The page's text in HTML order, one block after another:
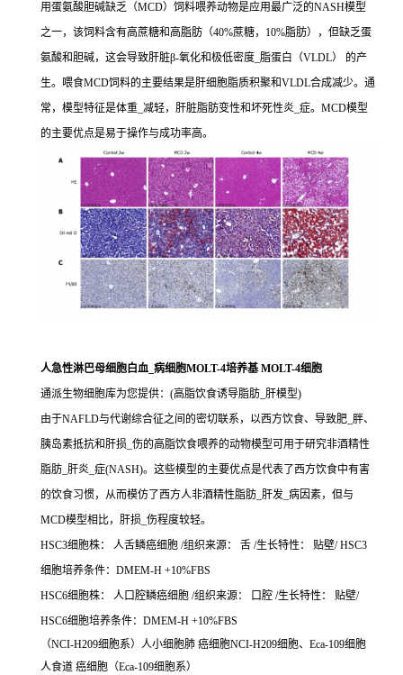
用蛋氨酸胆碱缺乏（MCD）饲料喂养动物是应用最广泛的NASH模型
之一，该饲料含有高蔗糖和高脂肪（40%蔗糖，10%脂肪），但缺乏蛋
氨酸和胆碱，这会导致肝脏β-氧化和极低密度_脂蛋白（VLDL） 的产
生。喂食MCD饲料的主要结果是肝细胞脂质积聚和VLDL合成减少。通
常，模型特征是体重_减轻，肝脏脂肪变性和坏死性炎_症。MCD模型
的主要优点是易于操作与成功率高。
人急性淋巴母细胞白血_病细胞MOLT-4培养基 MOLT-4细胞
通派生物细胞库为您提供：(高脂饮食诱导脂肪_肝模型)
由于NAFLD与代谢综合征之间的密切联系，以西方饮食、导致肥_胖、
胰岛素抵抗和肝损_伤的高脂饮食喂养的动物模型可用于研究非酒精性
脂肪_肝炎_症(NASH)。这些模型的主要优点是代表了西方饮食中有害
的饮食习惯，从而模仿了西方人非酒精性脂肪_肝发_病因素，但与
MCD模型相比，肝损_伤程度较轻。
HSC3细胞株： 人舌鳞癌细胞 /组织来源： 舌 /生长特性： 贴壁/ HSC3
细胞培养条件：DMEM-H +10%FBS
HSC6细胞株： 人口腔鳞癌细胞 /组织来源： 口腔 /生长特性： 贴壁/
HSC6细胞培养条件：DMEM-H +10%FBS
（NCI-H209细胞系）人小细胞肺 癌细胞NCI-H209细胞、Eca-109细胞
人食道 癌细胞（Eca-109细胞系）